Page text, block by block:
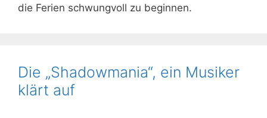
die Ferien schwungvoll zu beginnen.
Die „Shadowmania“, ein Musiker
klärt auf